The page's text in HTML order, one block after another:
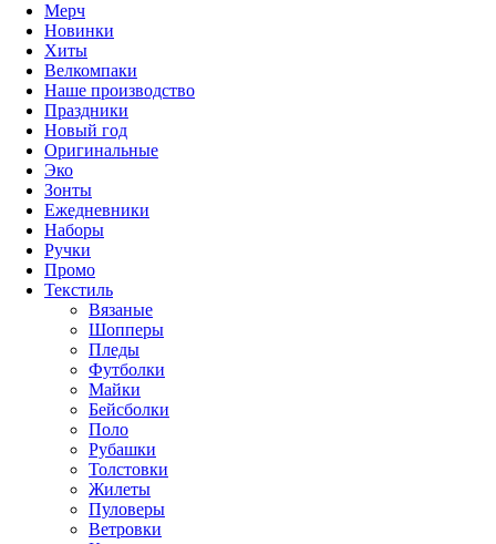
Мерч
Новинки
Хиты
Велкомпаки
Наше производство
Праздники
Новый год
Оригинальные
Эко
Зонты
Ежедневники
Наборы
Ручки
Промо
Текстиль
Вязаные
Шопперы
Пледы
Футболки
Майки
Бейсболки
Поло
Рубашки
Толстовки
Жилеты
Пуловеры
Ветровки